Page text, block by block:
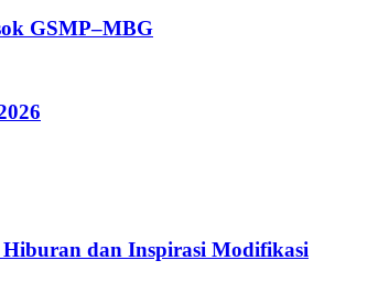
GSMP–MBG
dan Inspirasi Modifikasi